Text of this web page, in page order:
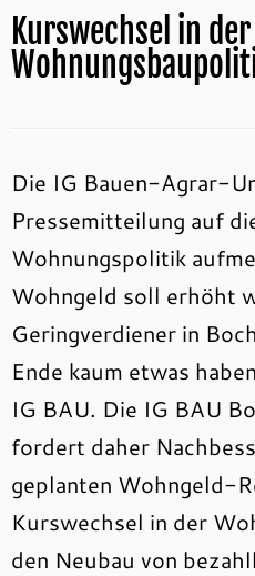
Kurswechsel in der
Die IG Bauen-Agrar-
Pressemitteilung auf
Wohnungspolitik
Wohngeld soll erhöht
Geringverdiener in
Ende kaum etwas
IG BAU. Die IG BAU
fordert daher
geplanten Wohngeld-
Kurswechsel in der
den Neubau von